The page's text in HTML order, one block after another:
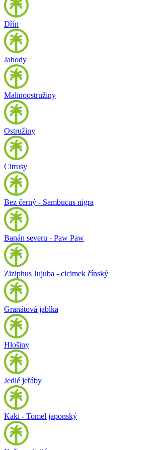
Dřín
Jahody
Malinoostružiny
Ostružiny
Citrusy
Bez černý - Sambucus nigra
Banán severu - Paw Paw
Ziziphus Jujuba - cicimek čínský
Granátová jablka
Hlošiny
Jedlé jeřáby
Kaki - Tomel japonský